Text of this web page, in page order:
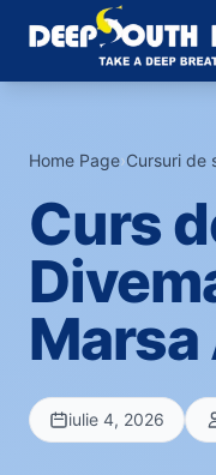
Home Page›Cursuri de
Curs
Marsa
iulie 4, 2026